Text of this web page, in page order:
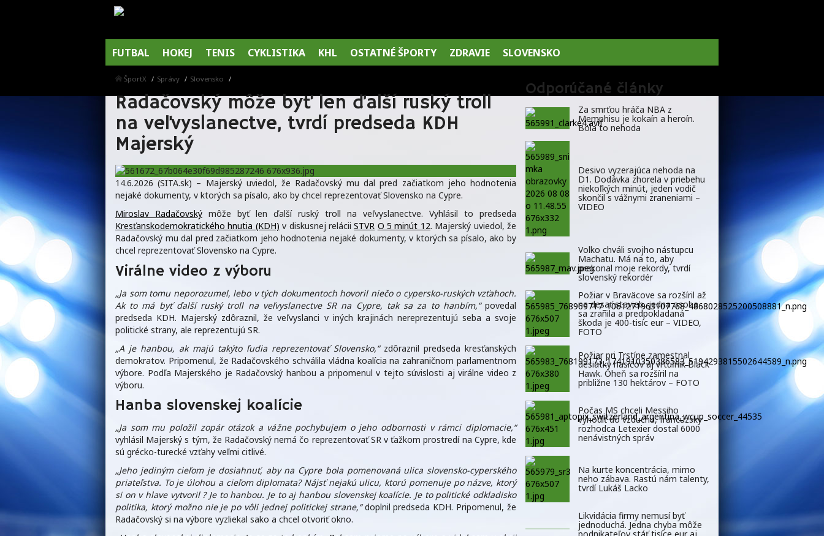
FUTBAL HOKEJ TENIS CYKLISTIKA KHL OSTATNÉ ŠPORTY ZDRAVIE SLOVENSKO
ŠportX Správy Slovensko
Radačovský môže byť len ďalší ruský troll
na veľvyslanectve, tvrdí predseda KDH
Majerský
14.6.2026 (SITA.sk) – Majerský uviedol, že Radačovský mu dal pred začiatkom jeho hodnotenia
nejaké dokumenty, v ktorých sa písalo, ako by chcel reprezentovať Slovensko na Cypre.
Miroslav Radačovský môže byť len ďalší ruský troll na veľvyslanectve. Vyhlásil to predseda
Kresťanskodemokratického hnutia (KDH) v diskusnej reláciiSTVR O 5 minút 12. Majerský uviedol, že
Radačovský mu dal pred začiatkom jeho hodnotenia nejaké dokumenty, v ktorých sa písalo, ako by
chcel reprezentovať Slovensko na Cypre.
Virálne video z výboru
„Ja som tomu neporozumel, lebo v tých dokumentoch hovoril niečo o cypersko-ruských vzťahoch.
Ak to má byť ďalší ruský troll na veľvyslanectve SR na Cypre, tak sa za to hanbím,“povedal
predseda KDH. Majerský zdôraznil, že veľvyslanci v iných krajinách nereprezentujú seba a svoje
politické strany, ale reprezentujú SR.
„A je hanbou, ak majú takýto ľudia reprezentovať Slovensko,“zdôraznil predseda kresťanských
demokratov. Pripomenul, že Radačovského schválila vládna koalícia na zahraničnom parlamentnom
výbore. Podľa Majerského je Radačovský hanbou a pripomenul v tejto súvislosti aj virálne video z
výboru.
Hanba slovenskej koalície
„Ja som mu položil zopár otázok a vážne pochybujem o jeho odbornosti v rámci diplomacie,“
vyhlásil Majerský s tým, že Radačovský nemá čo reprezentovať SR v ťažkom prostredí na Cypre, kde
sú grécko-turecké vzťahy veľmi citlivé.
„Jeho jediným cieľom je dosiahnuť, aby na Cypre bola pomenovaná ulica slovensko-cyperského
priateľstva. To je úlohou a cieľom diplomata? Nájsť nejakú ulicu, ktorú pomenuje po názve, ktorý
si on v hlave vytvoril ? Je to hanbou. Je to aj hanbou slovenskej koalície. Je to politické odkladisko
politika, ktorý možno nie je po vôli jednej politickej strane,“doplnil predseda KDH. Pripomenul, že
Radačovský si na výbore vyzliekal sako a chcel otvoriť okno.
Odporúčané články
Za smrťou hráča NBA z
Memphisu je kokaín a heroín.
Bola to nehoda
Desivo vyzerajúca nehoda na
D1. Dodávka zhorela v priebehu
niekoľkých minút, jeden vodič
skončil s vážnymi zraneniami –
VIDEO
Volko chváli svojho nástupcu
Machatu. Má na to, aby
prekonal moje rekordy, tvrdí
slovenský rekordér
Požiar v Braväcove sa rozšíril až
na desať stavieb, jedna osoba
sa zranila a predpokladaná
škoda je 400-tisíc eur – VIDEO,
FOTO
Požiar pri Trstíne zamestnal
desiatky hasičov aj vrtuľník Black
Hawk. Oheň sa rozšíril na
približne 130 hektárov – FOTO
Počas MS chceli Messiho
vyhodiť do vzduchu, francúzsky
rozhodca Letexier dostal 6000
nenávistných správ
Na kurte koncentrácia, mimo
neho zábava. Rastú nám talenty,
tvrdí Lukáš Lacko
Likvidácia firmy nemusí byť
jednoduchá. Jedna chyba môže
podnikateľov stáť tisíce eur aj